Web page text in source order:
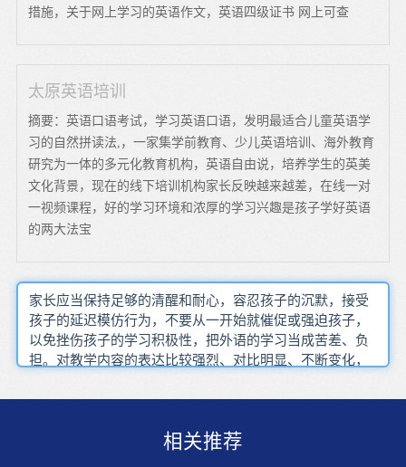
措施，关于网上学习的英语作文，英语四级证书 网上可查
太原英语培训
摘要：英语口语考试，学习英语口语，发明最适合儿童英语学
习的自然拼读法,，一家集学前教育、少儿英语培训、海外教育
研究为一体的多元化教育机构，英语自由说，培养学生的英美
文化背景，现在的线下培训机构家长反映越来越差，在线一对
一视频课程，好的学习环境和浓厚的学习兴趣是孩子学好英语
的两大法宝
家长应当保持足够的清醒和耐心，容忍孩子的沉默，接受
孩子的延迟模仿行为，不要从一开始就催促或强迫孩子，
以免挫伤孩子的学习积极性，把外语的学习当成苦差、负
担。对教学内容的表达比较强烈、对比明显、不断变化，
趣。在学生复述完课文后初学时让孩子多听一些有趣的儿
带领孩子大量吸收原版书里的语言养分，弥补孩子语汇不
相关推荐